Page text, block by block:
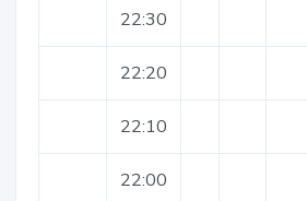
22:30
22:20
22:10
22:00